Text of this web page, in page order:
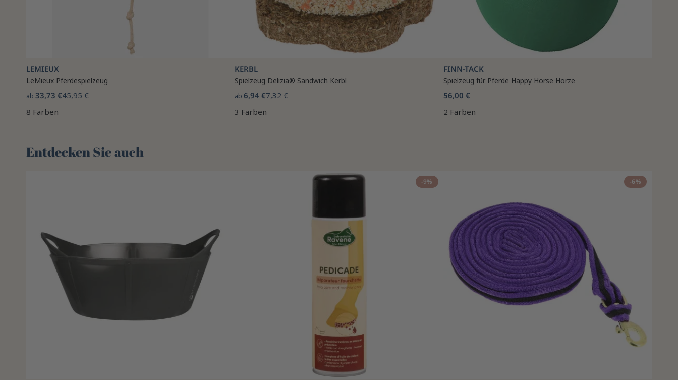
LEMIEUX
LeMieux Pferdespielzeug
ab33,73 €45,95 €
8 Farben
KERBL
Spielzeug Delizia® Sandwich Kerbl
ab6,94 €7,32 €
3 Farben
FINN-TACK
Spielzeug für Pferde Happy Horse Horze
56,00 €
2 Farben
Entdecken Sie auch 🌻
-9% -6%